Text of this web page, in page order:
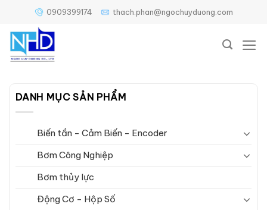
nội
dung
0909399174 thach.phan@ngochuyduong.com
DANH MỤC SẢN PHẨM
Biến tần - Cảm Biến - Encoder
Bơm Công Nghiệp
Bơm thủy lực
Động Cơ - Hộp Số